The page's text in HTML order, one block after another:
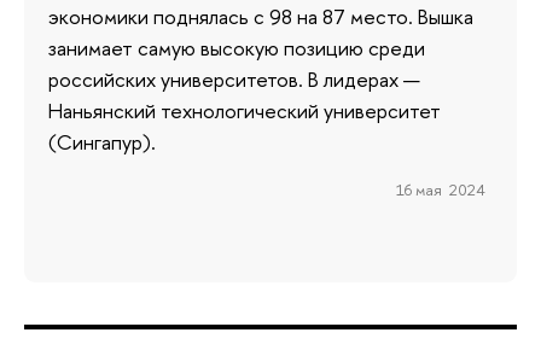
экономики поднялась с 98 на 87 место. Вышка
занимает самую высокую позицию среди
российских университетов. В лидерах —
Наньянский технологический университет
(Сингапур).
16 мая 2024